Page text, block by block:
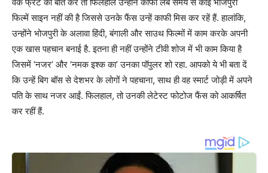
फिल्में साइन नहीं की है जिससे उनके फैंस उन्हें काफी मिस कर रहें हैं. हालांकि,
उन्होंने भोजपुरी के अलावा हिंदी, बंगाली और साउथ फिल्मों में काम करके अपनी
एक खास पहचान बनाई है. इतना ही नहीं उन्होंने टीवी शोज में भी काम किया है
जिसमें ‘नजर’ और ‘नमक इश्क का’ उनका पॉपुलर शो रहा. आपको ये भी बता दें
कि उन्हें बिग बॉस से देशभर के लोगों ने पहचाना, साथ ही वह स्मार्ट जोड़ी में अपने
पति के साथ नजर आईं. फिलहाल, तो उनकी लेटेस्ट फोटोज फैंस को आकर्षित
कर रहीं हैं.